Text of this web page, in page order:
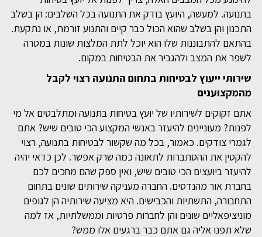
בתנועה. למעשה, היועץ בודק את התנועה בכל השלבים: הן בשלב
התכנון והן בשלב שהוא הכול כבר קיים והתנוע זורמת, או נתקעת.
בהתאם להתבוננות שלו הוא יוכל לתת המלצות שונות במטרה
לשפר את המצב ולהגביר את הבטיחות במקום.
שירותי ייעוץ לבטיחות בתחום התנועה רצוי לקבל
מהמקצוענים
אתם זקוקים לשירותיו של יועץ בטיחות בתנועה ומתלבטים אל מי
לפנות? מעוניינים להיעזר באנשי המקצוע הכי טובים שיש? אתם
לגמרי צודקים. כאמור, בכל מה שקשור לבטיחות בתנועה, רצוי
להקטין את ההסתברות לתאונה כמה שרק אפשר. לכן כדאי יהיה
להיעזר ביועצים הכי טובים שיש, ואין ספק שהם מחכים לכם
בחברת אור מהנדסים. החברה מעניקה שירותים שונים בתחום
התחבורה, התשתיות והכבישים. היא מציעה שירותיה הן לגופים
מוניציפאליים שונים והן לחברות פרטיות וממשלתיות, אז למה
שלא תפנו אליה גם אתם כבר ברגעים אלו ממש?